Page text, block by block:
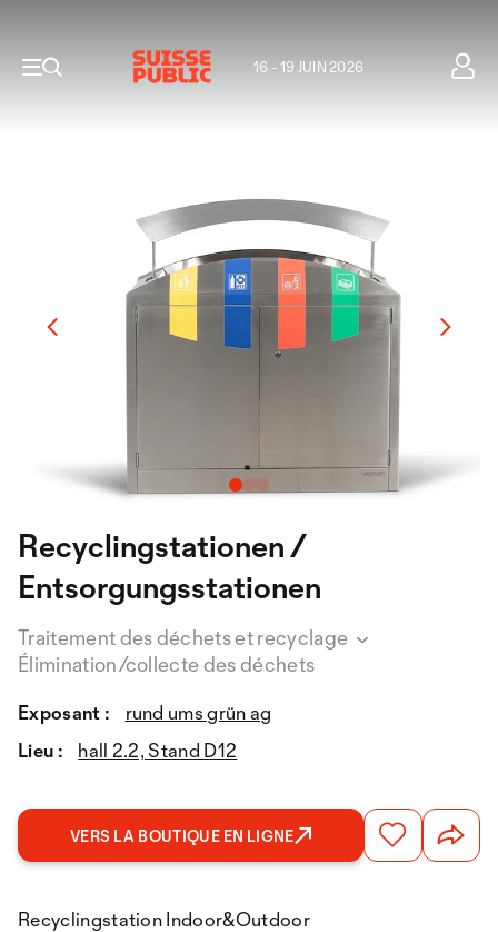
16 - 19 JUIN 2026
Recyclingstationen /
Entsorgungsstationen
Traitement des déchets et recyclage
Élimination/collecte des déchets
Exposant :
rund ums grün ag
Lieu :
hall 2.2, Stand D12
VERS LA BOUTIQUE EN LIGNE
Recyclingstation Indoor&Outdoor